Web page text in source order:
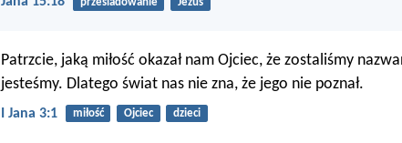
Patrzcie, jaką miłość okazał nam Ojciec, że zostaliśmy
jesteśmy. Dlatego świat nas nie zna, że jego nie poznał.
I Jana 3:1 miłość Ojciec dzieci